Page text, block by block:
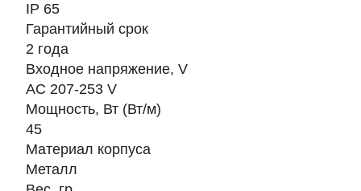
IP 65
Гарантийный срок
2 года
Входное напряжение, V
AC 207-253 V
Мощность, Вт (Вт/м)
45
Материал корпуса
Металл